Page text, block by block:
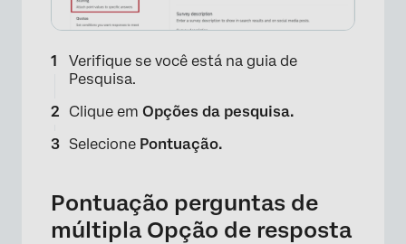
Verifique se você está na guia de
Pesquisa.
Clique em Opções da pesquisa.
Selecione Pontuação.
Pontuação perguntas de
múltipla Opção de resposta